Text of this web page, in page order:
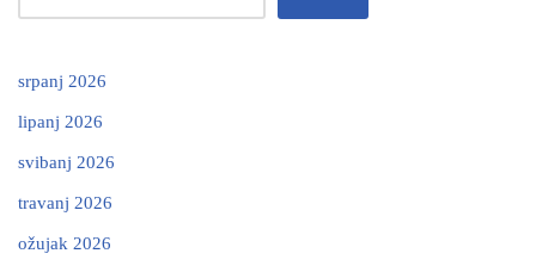
srpanj 2026
lipanj 2026
svibanj 2026
travanj 2026
ožujak 2026